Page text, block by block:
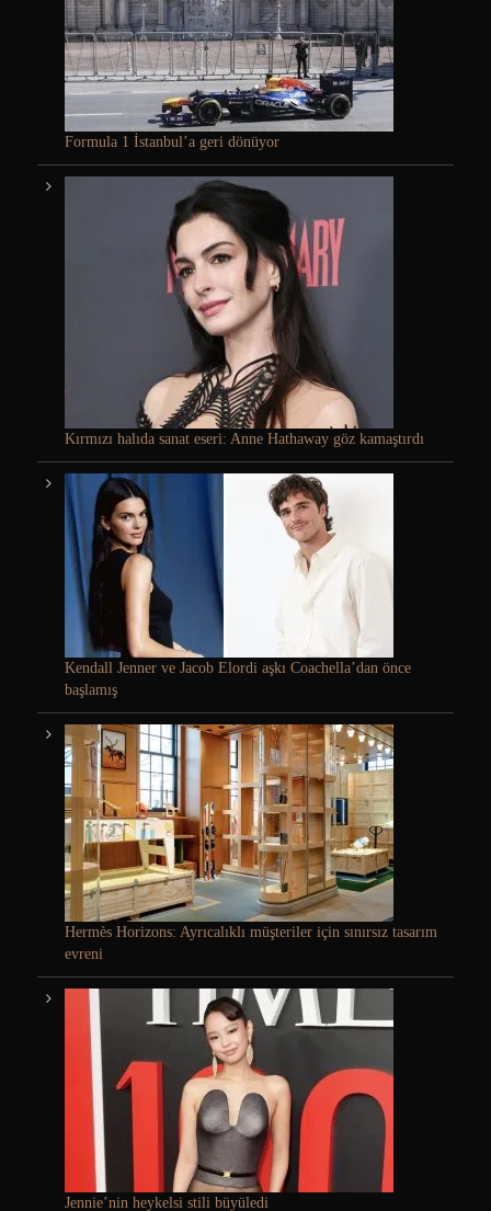
Formula 1 İstanbul’a geri dönüyor
Kırmızı halıda sanat eseri: Anne Hathaway göz kamaştırdı
Kendall Jenner ve Jacob Elordi aşkı Coachella’dan önce
başlamış
Hermès Horizons: Ayrıcalıklı müşteriler için sınırsız tasarım
evreni
Jennie’nin heykelsi stili büyüledi